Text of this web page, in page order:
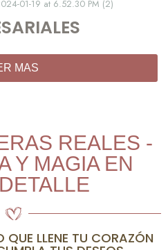
MAS
REALES -
Y MAGIA EN
QUE LLENE TU CORAZÓN